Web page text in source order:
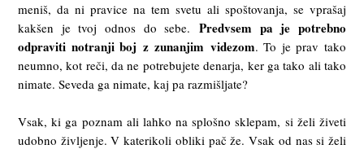
meniš, da ni pravice na tem svetu ali spoštovanja, se vprašaj
kakšen je tvoj odnos do sebe. Predvsem pa je potrebno
odpraviti notranji boj z zunanjim videzom. To je prav tako
neumno, kot reči, da ne potrebujete denarja, ker ga tako ali tako
nimate. Seveda ga nimate, kaj pa razmišljate?
Vsak, ki ga poznam ali lahko na splošno sklepam, si želi živeti
udobno življenje. V katerikoli obliki pač že. Vsak od nas si želi